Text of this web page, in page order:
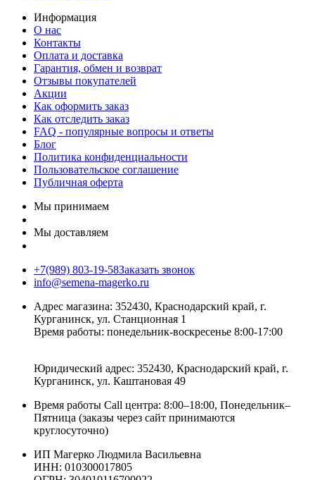
Информация
О нас
Контакты
Оплата и доставка
Гарантия, обмен и возврат
Отзывы покупателей
Акции
Как оформить заказ
Как отследить заказ
FAQ - популярные вопросы и ответы
Блог
Политика конфиденциальности
Пользовательское соглашение
Публичная оферта
Мы принимаем
Мы доставляем
+7(989) 803-19-58Заказать звонок
info@semena-magerko.ru
Адрес магазина: 352430, Краснодарский край, г.
Курганинск, ул. Станционная 1
Время работы: понедельник-воскресенье 8:00-17:00
Юридический адрес: 352430, Краснодарский край, г.
Курганинск, ул. Каштановая 49
Время работы Call центра: 8:00–18:00, Понедельник–
Пятница (заказы через сайт принимаются
круглосуточно)
ИП Магерко Людмила Васильевна
ИНН: 010300017805